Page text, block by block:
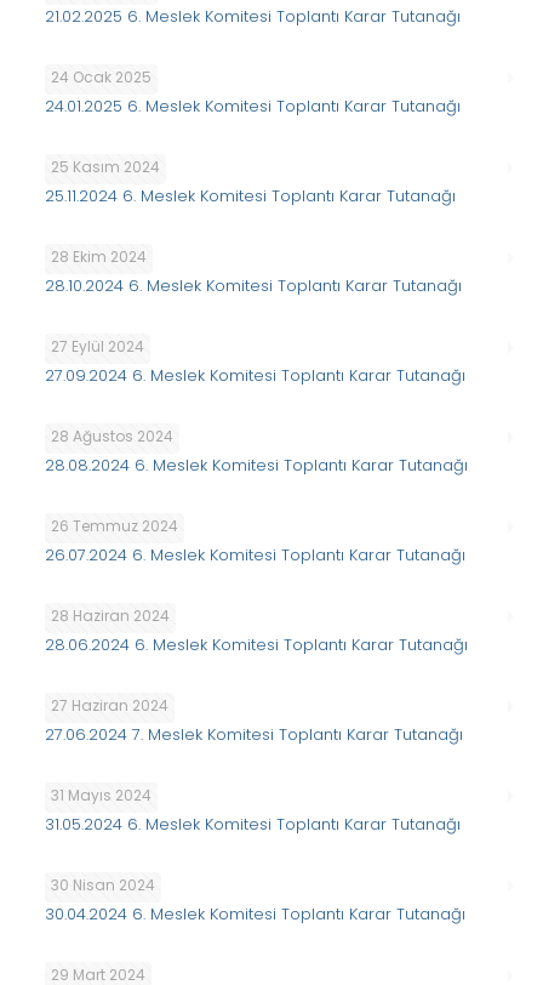
21.02.2025 6. Meslek Komitesi Toplantı Karar Tutanağı
24 Ocak 2025
24.01.2025 6. Meslek Komitesi Toplantı Karar Tutanağı
25 Kasım 2024
25.11.2024 6. Meslek Komitesi Toplantı Karar Tutanağı
28 Ekim 2024
28.10.2024 6. Meslek Komitesi Toplantı Karar Tutanağı
27 Eylül 2024
27.09.2024 6. Meslek Komitesi Toplantı Karar Tutanağı
28 Ağustos 2024
28.08.2024 6. Meslek Komitesi Toplantı Karar Tutanağı
26 Temmuz 2024
26.07.2024 6. Meslek Komitesi Toplantı Karar Tutanağı
28 Haziran 2024
28.06.2024 6. Meslek Komitesi Toplantı Karar Tutanağı
27 Haziran 2024
27.06.2024 7. Meslek Komitesi Toplantı Karar Tutanağı
31 Mayıs 2024
31.05.2024 6. Meslek Komitesi Toplantı Karar Tutanağı
30 Nisan 2024
30.04.2024 6. Meslek Komitesi Toplantı Karar Tutanağı
29 Mart 2024